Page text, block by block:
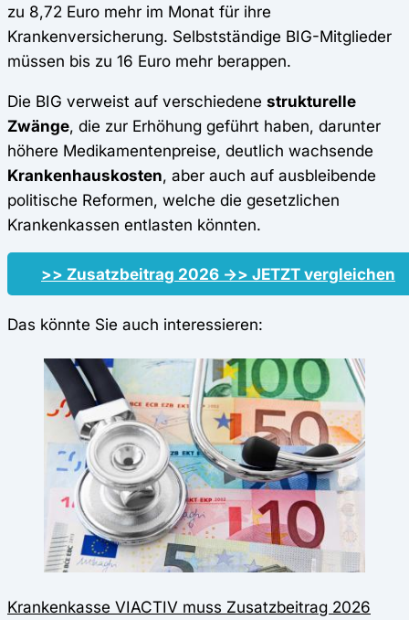
zu 8,72 Euro mehr im Monat für ihre
Krankenversicherung. Selbstständige BIG-Mitglieder
müssen bis zu 16 Euro mehr berappen.
Die BIG verweist auf verschiedene strukturelle
Zwänge, die zur Erhöhung geführt haben, darunter
höhere Medikamentenpreise, deutlich wachsende
Krankenhauskosten, aber auch auf ausbleibende
politische Reformen, welche die gesetzlichen
Krankenkassen entlasten könnten.
>> Zusatzbeitrag 2026 ->> JETZT vergleichen
Das könnte Sie auch interessieren:
Krankenkasse VIACTIV muss Zusatzbeitrag 2026